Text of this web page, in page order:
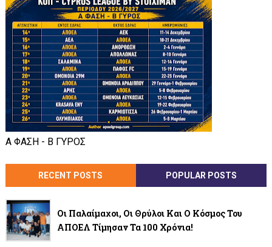
Α ΦΑΣΗ - Β ΓΥΡΟΣ
RECENT POSTS POPULAR POSTS
Οι Παλαίμαχοι, Οι Θρύλοι Και Ο Κόσμος Του
ΑΠΟΕΛ Τίμησαν Τα 100 Χρόνια!